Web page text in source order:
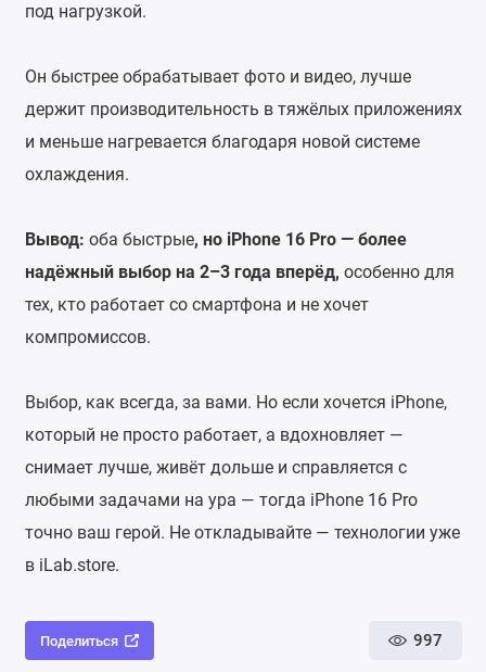
под нагрузкой.
Он быстрее обрабатывает фото и видео, лучше
держит производительность в тяжёлых приложениях
и меньше нагревается благодаря новой системе
охлаждения.
Вывод: оба быстрые, но iPhone 16 Pro — более
надёжный выбор на 2–3 года вперёд, особенно для
тех, кто работает со смартфона и не хочет
компромиссов.
Выбор, как всегда, за вами. Но если хочется iPhone,
который не просто работает, а вдохновляет —
снимает лучше, живёт дольше и справляется с
любыми задачами на ура — тогда iPhone 16 Pro
точно ваш герой. Не откладывайте — технологии уже
в iLab.store.
Поделиться 997